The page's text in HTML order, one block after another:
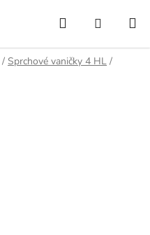
Hľadať
KOŠÍK
/ Sprchové vaničky 4 HL /